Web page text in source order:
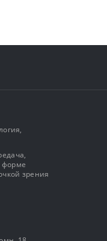
форме
зрения